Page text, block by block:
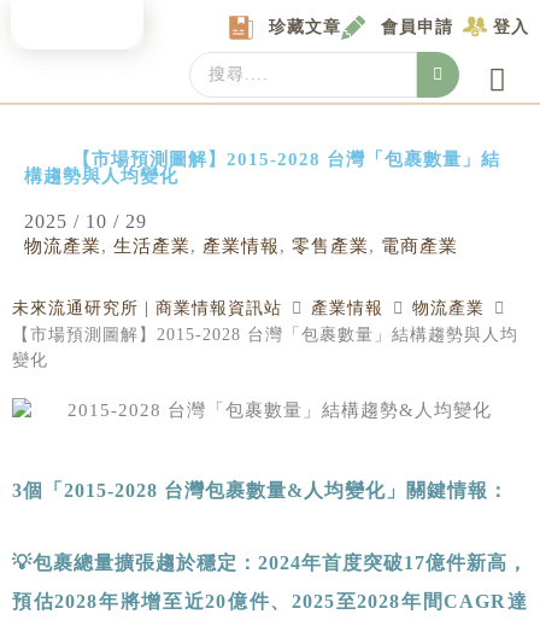
珍藏文章 會員申請 登入
Search
...
【市場預測圖解】2015-2028 台灣「包裹數量」結
構趨勢與人均變化
2025 / 10 / 29
物流產業, 生活產業, 產業情報, 零售產業, 電商產業
未來流通研究所 | 商業情報資訊站 產業情報
物流產業
【市場預測圖解】2015-2028 台灣「包裹數量」結構趨勢與人均
變化
3個「 2015-2028 台灣包裹數量& 人均變化」關鍵情報：
💡包裹總量擴張趨於穩定： 2024年首度突破17億件新高，
預估2028年將增至近20億件、2025至2028年間CAGR達